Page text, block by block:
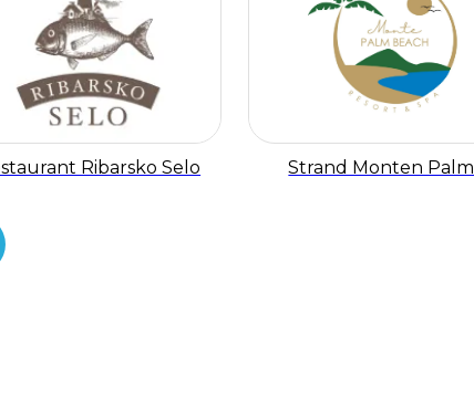
Ribarsko Selo Strand Monten Palm